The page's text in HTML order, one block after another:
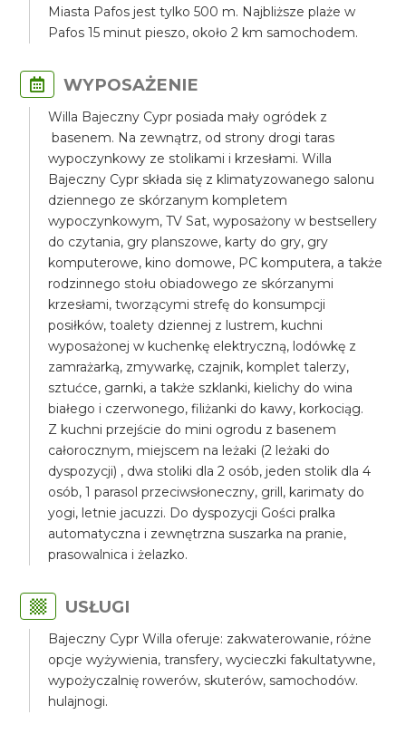
Miasta Pafos jest tylko 500 m. Najbliższe plaże w
Pafos 15 minut pieszo, około 2 km samochodem.
WYPOSAŻENIE
Willa Bajeczny Cypr posiada mały ogródek z
basenem. Na zewnątrz, od strony drogi taras
wypoczynkowy ze stolikami i krzesłami. Willa
Bajeczny Cypr składa się z klimatyzowanego salonu
dziennego ze skórzanym kompletem
wypoczynkowym, TV Sat, wyposażony w bestsellery
do czytania, gry planszowe, karty do gry, gry
komputerowe, kino domowe, PC komputera, a także
rodzinnego stołu obiadowego ze skórzanymi
krzesłami, tworzącymi strefę do konsumpcji
posiłków, toalety dziennej z lustrem, kuchni
wyposażonej w kuchenkę elektryczną, lodówkę z
zamrażarką, zmywarkę, czajnik, komplet talerzy,
sztućce, garnki, a także szklanki, kielichy do wina
białego i czerwonego, filiżanki do kawy, korkociąg.
Z kuchni przejście do mini ogrodu z basenem
całorocznym, miejscem na leżaki (2 leżaki do
dyspozycji) , dwa stoliki dla 2 osób, jeden stolik dla 4
osób, 1 parasol przeciwsłoneczny, grill, karimaty do
yogi, letnie jacuzzi. Do dyspozycji Gości pralka
automatyczna i zewnętrzna suszarka na pranie,
prasowalnica i żelazko.
USŁUGI
Bajeczny Cypr Willa oferuje: zakwaterowanie, różne
opcje wyżywienia, transfery, wycieczki fakultatywne,
wypożyczalnię rowerów, skuterów, samochodów.
hulajnogi.